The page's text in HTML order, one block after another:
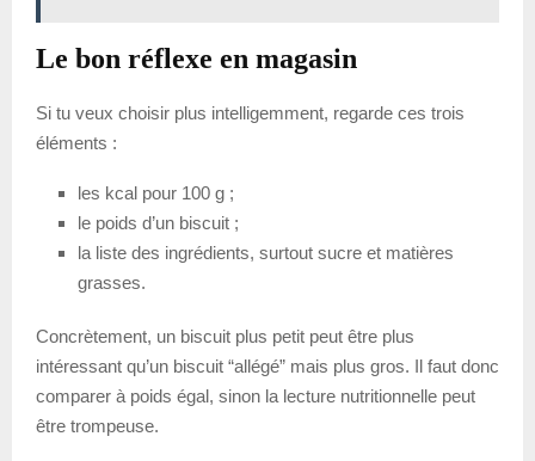
Le bon réflexe en magasin
Si tu veux choisir plus intelligemment, regarde ces trois
éléments :
les kcal pour 100 g ;
le poids d’un biscuit ;
la liste des ingrédients, surtout sucre et matières
grasses.
Concrètement, un biscuit plus petit peut être plus
intéressant qu’un biscuit “allégé” mais plus gros. Il faut donc
comparer à poids égal, sinon la lecture nutritionnelle peut
être trompeuse.